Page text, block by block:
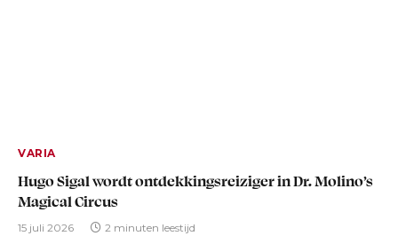
VARIA
Hugo Sigal wordt ontdekkingsreiziger in Dr. Molino’s
Magical Circus
15 juli 2026 2 minuten leestijd